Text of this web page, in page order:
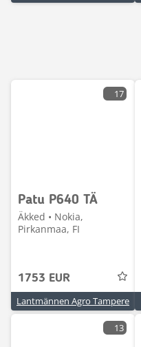
17
Patu P640 TÄ
Äkked • Nokia,
Pirkanmaa, FI
1753 EUR
Lantmännen Agro Tampere
13